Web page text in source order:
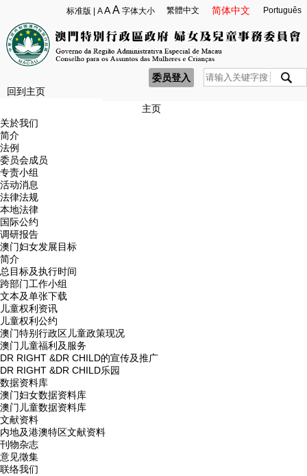
Português
简体中文
繁體中文
标准版 |A A A 字体大小
回到主页
委员登入
主页
关於我们
简介
法例
委员会成员
专责小组
活动消息
法律法规
本地法律
国际公约
调研报告
澳门妇女发展目标
简介
总目标及执行时间
跨部门工作小组
文本及单张下载
儿童权利资讯
儿童权利公约
澳门特别行政区儿童政策现况
澳门儿童福利及服务
DR RIGHT &DR CHILD的宣传及推广
DR RIGHT &DR CHILD乐园
数据资料库
澳门妇女数据资料库
澳门儿童数据资料库
文献资料
内地及港澳特区文献资料
刊物杂志
意见徵集
联络我们